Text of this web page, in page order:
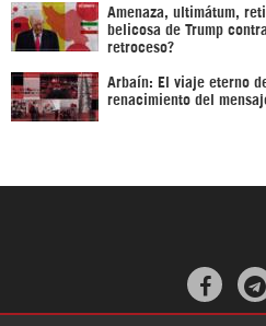
Amenaza, ultimátum,
belicosa de Trump
retroceso?
Arbaín: El viaje eterno
renacimiento del